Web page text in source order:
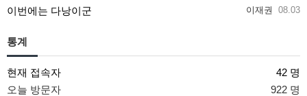
이재권 08.03
이번에는 다낭이군
통계
현재 접속자
42 명
오늘 방문자
922 명